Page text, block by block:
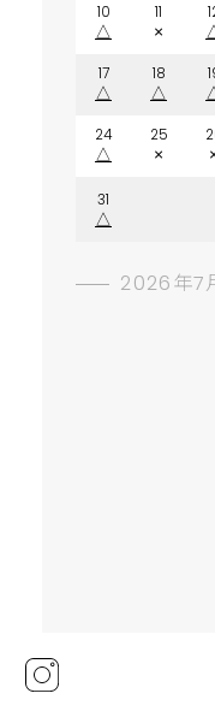
10
△
11
×
17
△
18
△
24
△
25
×
31
△
2026年7